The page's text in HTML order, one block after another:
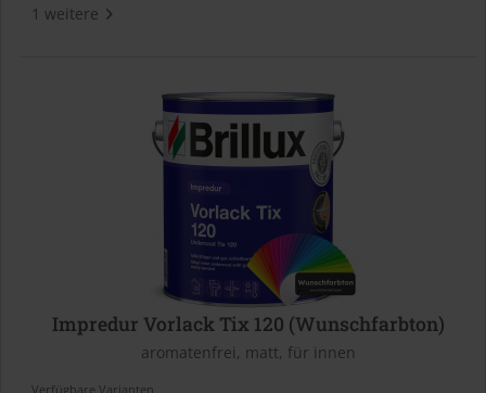
1 weitere
Impredur Vorlack Tix 120 (Wunschfarbton)
aromatenfrei, matt, für innen
Verfügbare Varianten